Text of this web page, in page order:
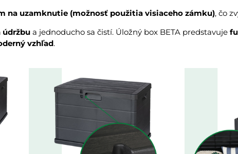
na uzamknutie (možnosť použitia visiaceho zámku), čo
údržbu a jednoducho sa čistí. Úložný box BETA predstavuje
vzhľad.